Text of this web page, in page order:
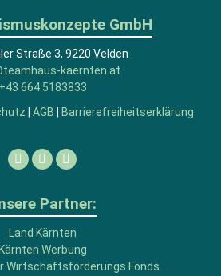
GmbH
Straße 3, 9220 Velden
kaernten.at
+43 664 5183833
AGB Barrierefreiheitserklärung
Facebook
LinkedinInstagram
Partner:
Land Kärnten
Kärnten Werbung
Wirtschaftsförderungs Fonds